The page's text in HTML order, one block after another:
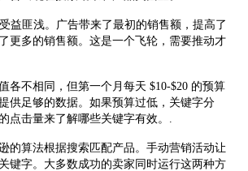
益匪浅。广告带来了最初的销售额，提高了
更多的销售额。这是一个飞轮，需要推动才
各不相同，但第一个月每天 $10-$20 的预算
供足够的数据。如果预算过低，关键字分
点击量来了解哪些关键字有效。.
的算法根据搜索匹配产品。手动营销活动让
键字。大多数成功的卖家同时运行这两种方